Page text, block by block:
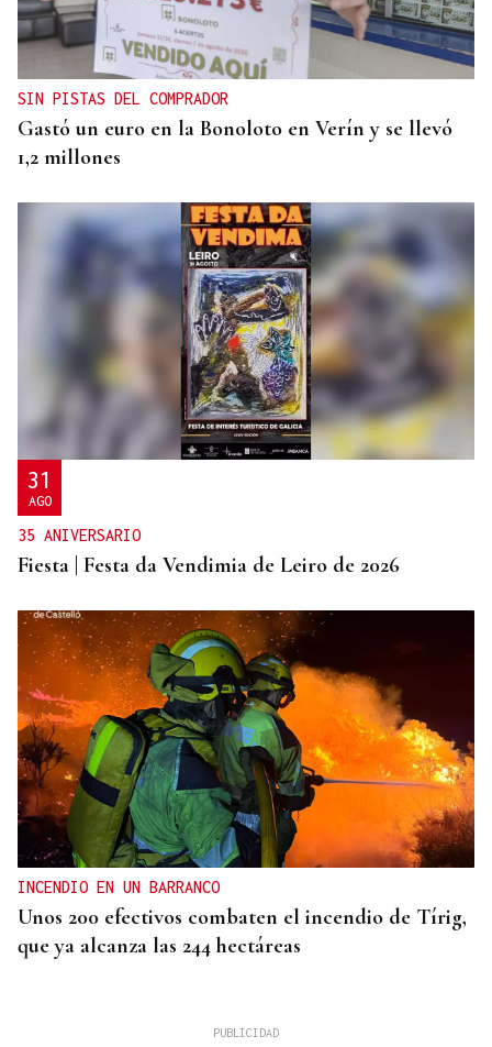
Las personas con ceguera disfrutarán del eclipse
en espacios de sonificación
SIN PISTAS DEL COMPRADOR
Gastó un euro en la Bonoloto en Verín y se llevó
1,2 millones
31
AGO
35 ANIVERSARIO
Fiesta | Festa da Vendimia de Leiro de 2026
INCENDIO EN UN BARRANCO
Unos 200 efectivos combaten el incendio de Tírig,
que ya alcanza las 244 hectáreas